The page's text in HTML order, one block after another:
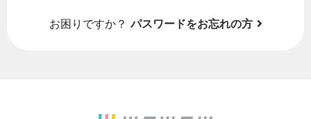
お困りですか？ パスワードをお忘れの方